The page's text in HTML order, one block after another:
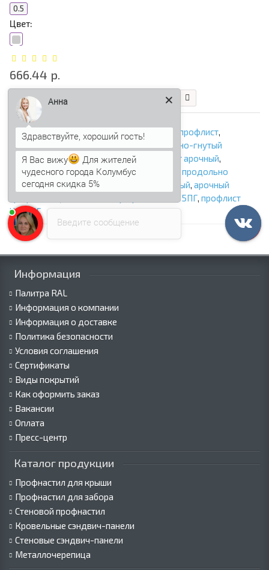
0.5
Цвет:
666.44 р.
В корзину
НС35ПГ арочный профнастил арочный профлист,
продольно-гнутый профнастил
продольно-гнутый
профлист,профнастил арочный профлист арочный,
профнастил продольно гнутый
профлист продольно
гнутый,арочный профнастил оцинкованный, арочный
профнастил НС35ПГ, профлист
НС35ПГ
Информация
Палитра RAL
Информация о компании
Информация о доставке
Политика безопасности
Условия соглашения
Сертификаты
Виды покрытий
Как оформить заказ
Вакансии
Оплата
Пресс-центр
Каталог продукции
Профнастил для крыши
Профнастил для забора
Стеновой профнастил
Кровельные сэндвич-панели
Стеновые сэндвич-панели
Металлочерепица
Введите сообщение
Анна
Я Вас вижу
Для жителей
чудесного города Колумбус
сегодня скидка 5%